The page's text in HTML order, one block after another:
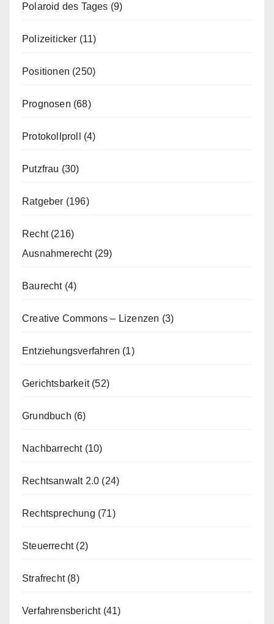
Polaroid des Tages (9)
Polizeiticker (11)
Positionen (250)
Prognosen (68)
Protokollproll (4)
Putzfrau (30)
Ratgeber (196)
Recht(216)
Ausnahmerecht(29)
Baurecht(4)
Creative Commons – Lizenzen (3)
Entziehungsverfahren (1)
Gerichtsbarkeit(52)
Grundbuch (6)
Nachbarrecht(10)
Rechtsanwalt 2.0 (24)
Rechtsprechung (71)
Steuerrecht(2)
Strafrecht(8)
Verfahrensbericht(41)